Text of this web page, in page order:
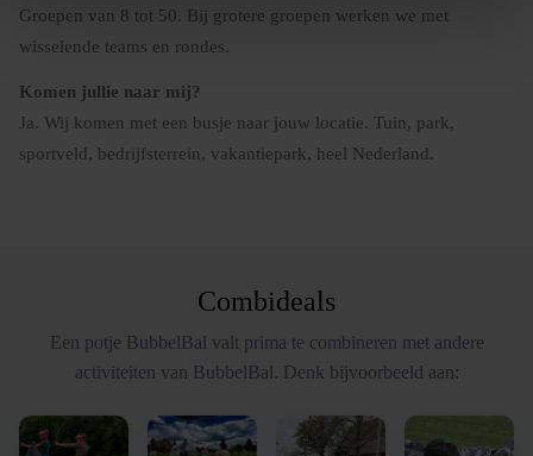
Groepen van 8 tot 50. Bij grotere groepen werken we met
wisselende teams en rondes.
Komen jullie naar mij?
Ja. Wij komen met een busje naar jouw locatie. Tuin, park,
sportveld, bedrijfsterrein, vakantiepark, heel Nederland.
Combideals
Een potje BubbelBal valt prima te combineren met andere
activiteiten van BubbelBal. Denk bijvoorbeeld aan: